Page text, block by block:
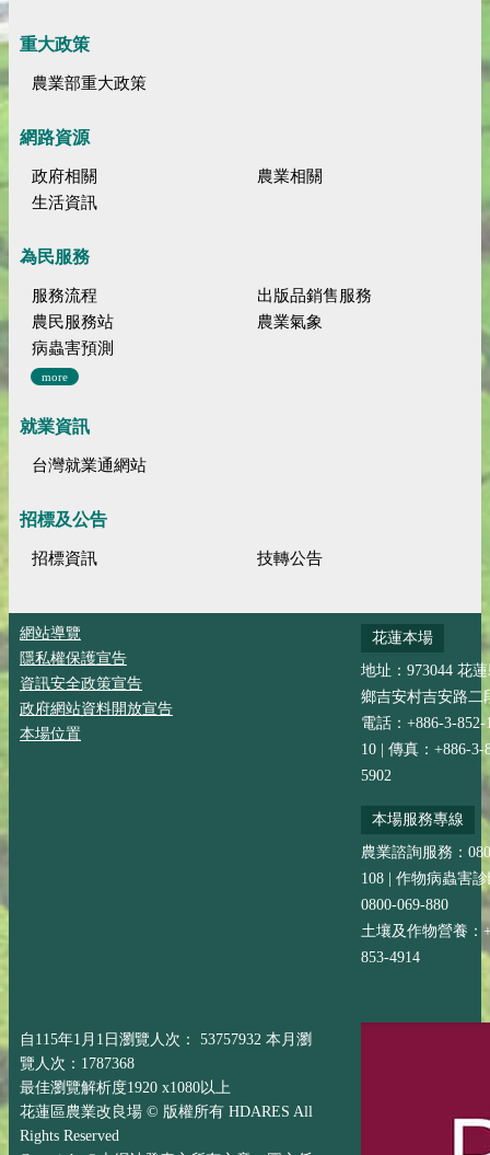
重大政策
農業部重大政策
網路資源
政府相關
農業相關
生活資訊
為民服務
服務流程
出版品銷售服務
農民服務站
農業氣象
病蟲害預測
more
就業資訊
台灣就業通網站
招標及公告
招標資訊 技轉公告
網站導覽
隱私權保護宣告
資訊安全政策宣告
政府網站資料開放宣告
本場位置
花蓮本場
地址：973044 花
鄉吉安村吉安路二
電話：+886-3-852-
10 | 傳真：+886-3-
5902
本場服務專線
農業諮詢服務：
108 | 作物病蟲害
0800-069-880
土壤及作物營養：
853-4914
自115年1月1日瀏覽人次： 53757932 本月瀏
覽人次：1787368
最佳瀏覽解析度1920 x1080以上
花蓮區農業改良場 © 版權所有 HDARES All
Rights Reserved